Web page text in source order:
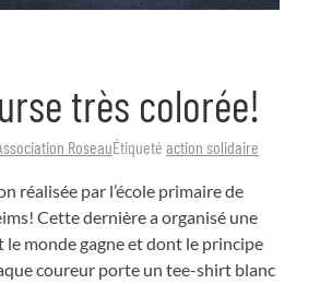
très colorée!
RoseauÉtiqueté action solidaire
réalisée par l’école primaire de
Cette dernière a organisé une
le monde gagne et dont le principe
coureur porte un tee-shirt blanc